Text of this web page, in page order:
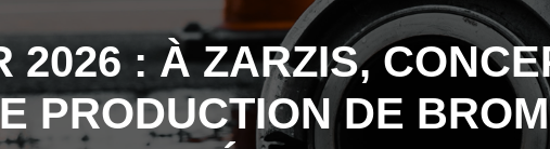
2026 : À ZARZIS,
PRODUCTION DE